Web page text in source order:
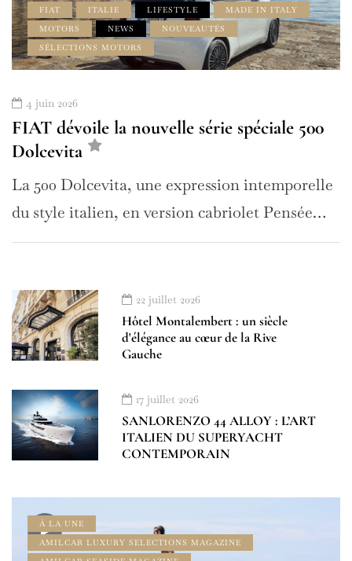
FIAT
ITALIE LIFESTYLE
MADE IN ITALY
MOTORS
NEWS
NOUVEAUTÉS
SÉLECTIONS MOTORS
4 juin 2026
FIAT dévoile la nouvelle série spéciale 500
Dolcevita
La 500 Dolcevita, une expression intemporelle
du style italien, en version cabriolet Pensée…
22 juillet 2026
Hôtel Montalembert : un siècle
d'élégance au cœur de la Rive
Gauche
17 juillet 2026
SANLORENZO 44 ALLOY : L’ART
ITALIEN DU SUPERYACHT
CONTEMPORAIN
À LA UNE
AMILCAR LUXURY SELECTIONS MAGAZINE